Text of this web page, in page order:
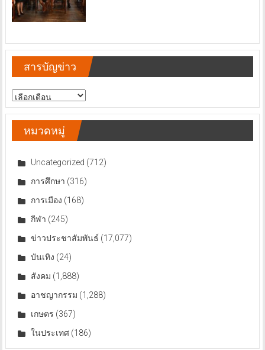
สารบัญข่าว
สารบัญ
ข่าว
หมวดหมู่
Uncategorized (712)
การศึกษา (316)
การเมือง (168)
กีฬา (245)
ข่าวประชาสัมพันธ์ (17,077)
บันเทิง (24)
สังคม (1,888)
อาชญากรรม (1,288)
เกษตร (367)
ในประเทศ(186)